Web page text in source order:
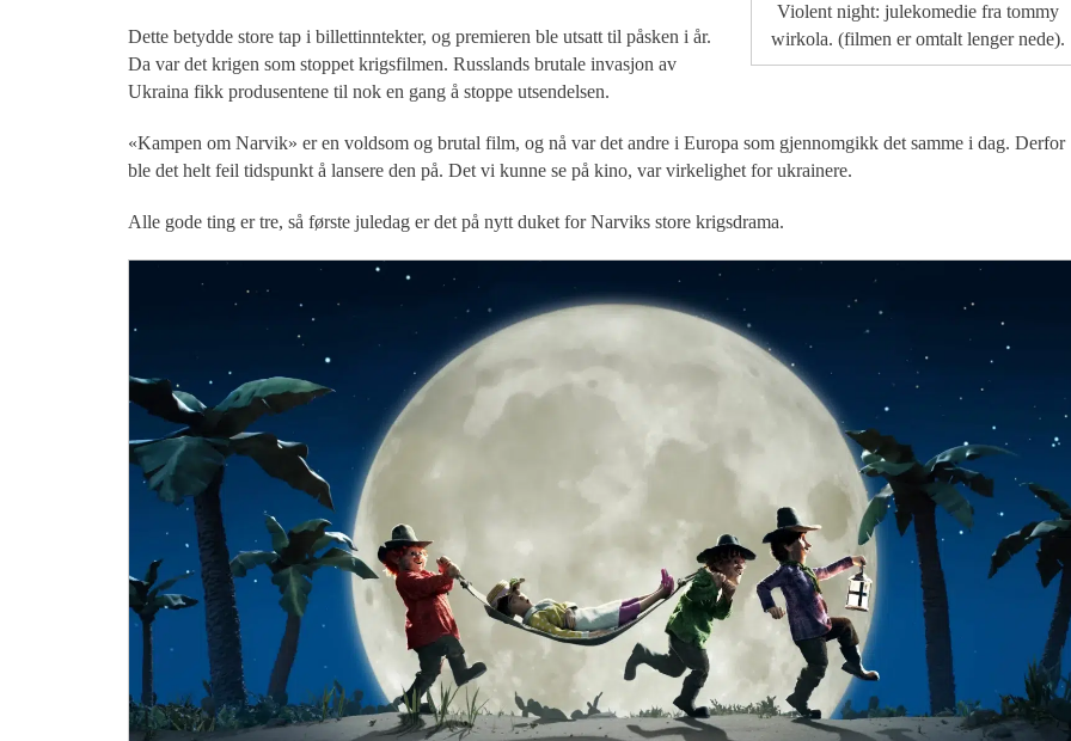
Violent night: julekomedie fra tommy
wirkola. (filmen er omtalt lenger nede).
Dette betydde store tap i billettinntekter, og premieren ble utsatt til påsken i år.
Da var det krigen som stoppet krigsfilmen. Russlands brutale invasjon av
Ukraina fikk produsentene til nok en gang å stoppe utsendelsen.
«Kampen om Narvik» er en voldsom og brutal film, og nå var det andre i Europa som gjennomgikk det samme i dag. Derfor
ble det helt feil tidspunkt å lansere den på. Det vi kunne se på kino, var virkelighet for ukrainere.
Alle gode ting er tre, så første juledag er det på nytt duket for Narviks store krigsdrama.